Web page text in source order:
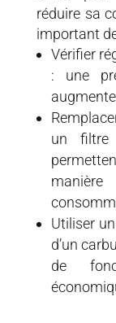
réduire sa
important
Vérifier
: une
un
Utiliser
d’un
de